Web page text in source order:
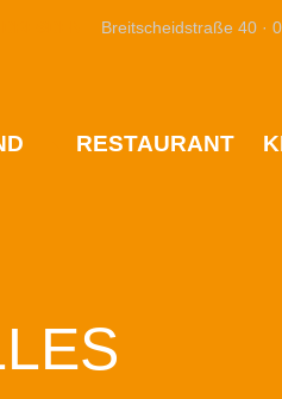
Breitscheidstraße 40
RESTAURANT